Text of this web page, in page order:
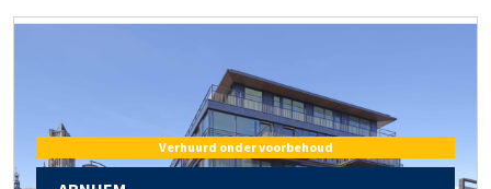
Verhuurd onder voorbehoud